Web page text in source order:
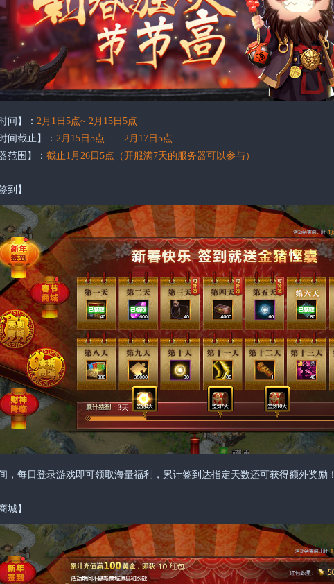
间】： 2月1日5点~ 2月15日5点
间截止】： 2月15日5点——2月17日5点
范围】： 截止1月26日5点（开服满7天的服务器可以参与）
到】
，每日登录游戏即可领取海量福利，累计签到达指定天数还可获得额外奖励！
城】